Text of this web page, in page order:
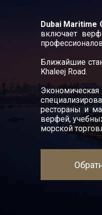
Dubai Maritime
включает
Ближайшие
Khaleej Road.
Экономическая
рестораны и
верфей,
морской